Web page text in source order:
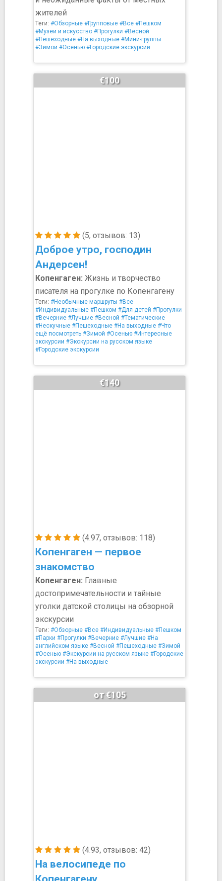
жителей
Теги: #Обзорные #Групповые #Все #Пешком
#Музеи и искусство #Прогулки #Весной
#Пешеходные #На выходные #Мини-группы
#Зимой #Осенью #Городские экскурсии
(5, отзывов: 13)
Доброе утро, господин
Андерсен!
€100
Копенгаген: Жизнь и творчество
писателя на прогулке по Копенгагену
Теги: #Необычные маршруты #Все
#Индивидуальные #Пешком #Для детей #Прогулки
#Вечерние #Лучшие #Весной #Тематические
#Нескучные #Пешеходные #На выходные #Что
ещё посмотреть #Зимой #Осенью #Интересные
экскурсии #Экскурсии на русском языке
#Городские экскурсии
(4.97, отзывов: 118)
Копенгаген — первое
знакомство
€140
Копенгаген: Главные
достопримечательности и тайные
уголки датской столицы на обзорной
экскурсии
Теги: #Обзорные #Все #Индивидуальные #Пешком
#Парки #Прогулки #Вечерние #Лучшие #На
английском языке #Весной #Пешеходные #Зимой
#Осенью #Экскурсии на русском языке #Городские
экскурсии #На выходные
(4.93, отзывов: 42)
На велосипеде по
от €105